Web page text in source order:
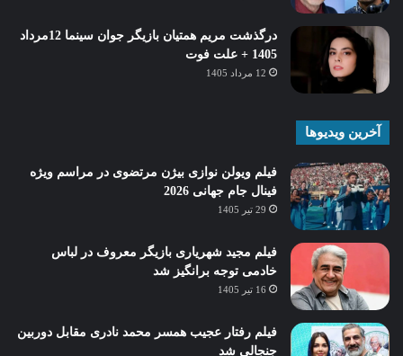
درگذشت مریم همتیان بازیگر جوان سینما 12مرداد
1405 + علت فوت
12 مرداد 1405
آخرین ویدیوها
فیلم ویولن نوازی بیژن مرتضوی در مراسم ویژه
فینال جام جهانی 2026
29 تیر 1405
فیلم مجید شهریاری بازیگر معروف در لباس
خادمی توجه برانگیز شد
16 تیر 1405
فیلم رفتار عجیب همسر محمد نادری مقابل دوربین
جنجالی شد